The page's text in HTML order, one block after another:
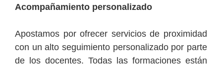
Acompañamiento personalizado
Apostamos por ofrecer servicios de proximidad
con un alto seguimiento personalizado por parte
de los docentes. Todas las formaciones están